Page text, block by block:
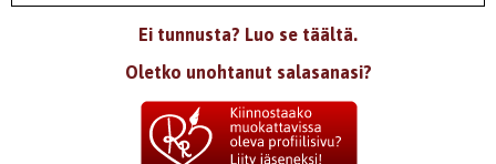
Ei tunnusta? Luo se täältä.
Oletko unohtanut salasanasi?